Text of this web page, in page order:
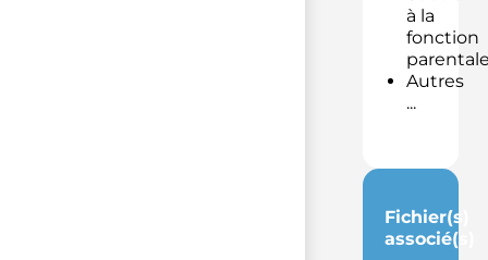
à la
fonction
Autres
...
Fichier(s)
associé(s)